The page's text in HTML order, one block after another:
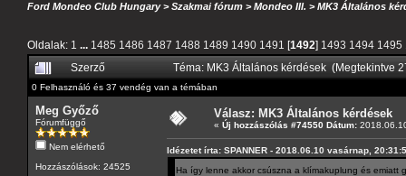
Ford Mondeo Club Hungary>Szakmai fórum >Mondeo III. >MK3 Általános
Oldalak: 1 ... 1485 1486 1487 1488 1489 1490 1491 [1492] 1493 1494 1495
Szerző
Téma: MK3 Általános kérdések (Megtekintve
0 Felhasználó és 37 vendég van a témában
Meg Győző
Fórumfüggő
Nem elérhető
Hozzászólások: 24525
Válasz: MK3 Általános kérdések
« Új hozzászólás #74550 Dátum:
Idézetet írta: SPANNER - 2018.06.10 vasárnap,
Ha így lenne akkor csúszna a klímakuplung és